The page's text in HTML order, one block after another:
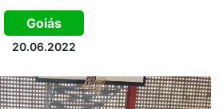
Goiás
20.06.2022